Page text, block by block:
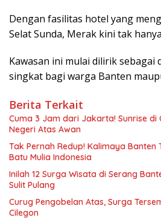
Dengan fasilitas hotel yang
Selat Sunda, Merak kini tak
Kawasan ini mulai dilirik sebagai
singkat bagi warga Banten
Berita Terkait
Cuma 3 Jam dari Jakarta! Sunrise di
Negeri Atas Awan
Tak Pernah Redup! Kalimaya
Batu Mulia Indonesia
Inilah 12 Surga Wisata di Serang
Sulit Pulang
Curug Pengobelan Atas, Surga
Cilegon